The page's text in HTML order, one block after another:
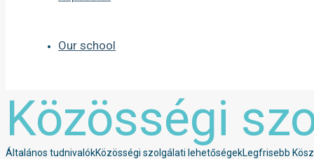
Our school
Közösségi
Általános tudnivalókKözösségi szolgálati lehetőségekLegfrisebb